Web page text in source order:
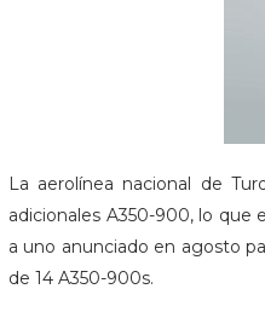
La aerolínea nacional de
adicionales A350-900, lo
a uno anunciado en agosto
de 14 A350-900s.